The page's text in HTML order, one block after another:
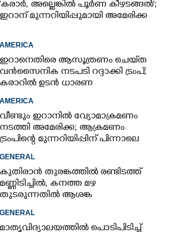
'കരാർ, അല്ലെങ്കിൽ പൂർണ കീഴടങ്ങൽ';
ഇറാന് മുന്നറിയിപ്പുമായി അമേരിക്ക
AMERICA
ഇറാനെതിരെ ആസൂത്രണം ചെയ്‌ത
വൻസൈനിക നടപടി റദ്ദാക്കി ട്രംപ്;
കരാറിൽ ഉടൻ ധാരണ
AMERICA
വീണ്ടും ഇറാനിൽ വ്യോമാക്രമണം
നടത്തി അമേരിക്ക; ആക്രമണം
ട്രംപിന്റെ മുന്നറിയിപ്പിന് പിന്നാലെ
GENERAL
കുതിരാൻ തുരങ്കത്തിൽ രണ്ടിടത്ത്
മണ്ണിടിച്ചിൽ, കനത്ത മഴ
തുടരുന്നതിൽ ആശങ്ക
GENERAL
മാതൃവിദ്യാലയത്തിൽ പൊടിപിടിച്ച്